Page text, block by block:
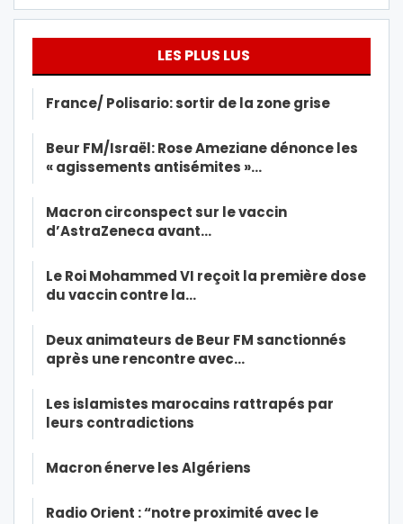
LES PLUS LUS
France/ Polisario: sortir de la zone grise
Beur FM/Israël: Rose Ameziane dénonce les
« agissements antisémites »…
Macron circonspect sur le vaccin
d’AstraZeneca avant…
Le Roi Mohammed VI reçoit la première dose
du vaccin contre la…
Deux animateurs de Beur FM sanctionnés
après une rencontre avec…
Les islamistes marocains rattrapés par
leurs contradictions
Macron énerve les Algériens
Radio Orient : “notre proximité avec le